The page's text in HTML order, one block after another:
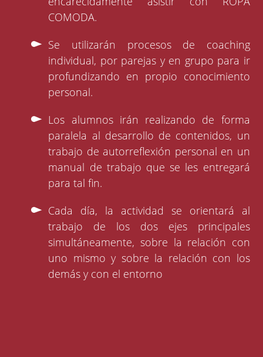
COMODA.
Se utilizarán procesos de coaching
individual, por parejas y en grupo para ir
profundizando en propio conocimiento
personal.
Los alumnos irán realizando de forma
paralela al desarrollo de contenidos, un
trabajo de autorreflexión personal en un
manual de trabajo que se les entregará
para tal fin.
Cada día, la actividad se orientará al
trabajo de los dos ejes principales
simultáneamente, sobre la relación con
uno mismo y sobre la relación con los
demás y con el entorno